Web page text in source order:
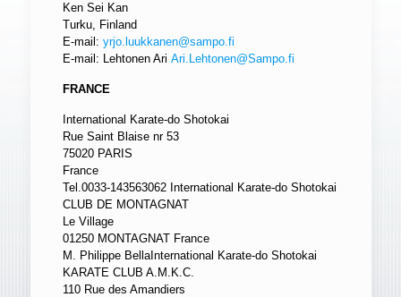
Ken Sei Kan
Turku, Finland
E-mail: yrjo.luukkanen@sampo.fi
E-mail: Lehtonen Ari Ari.Lehtonen@Sampo.fi
FRANCE
International Karate-do Shotokai
Rue Saint Blaise nr 53
75020 PARIS
France
Tel.0033-143563062 International Karate-do Shotokai
CLUB DE MONTAGNAT
Le Village
01250 MONTAGNAT France
M. Philippe BellaInternational Karate-do Shotokai
KARATE CLUB A.M.K.C.
110 Rue des Amandiers